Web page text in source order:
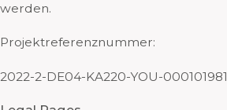
werden.
Projektreferenznummer:
2022-2-DE04-KA220-YOU-000101981